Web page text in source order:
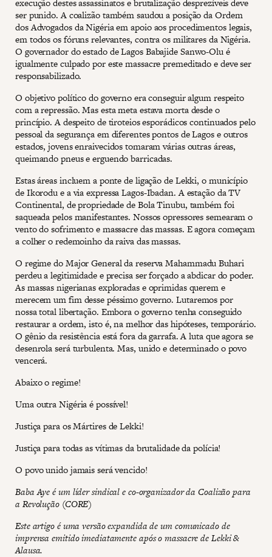
execução destes assassinatos e brutalização desprezíveis deve
ser punido. A coalizão também saudou a posição da Ordem
dos Advogados da Nigéria em apoio aos procedimentos legais,
em todos os fóruns relevantes, contra os militares da Nigéria.
O governador do estado de Lagos Babajide Sanwo-Olu é
igualmente culpado por este massacre premeditado e deve ser
responsabilizado.
O objetivo político do governo era conseguir algum respeito
com a repressão. Mas esta meta estava morta desde o
princípio. A despeito de tiroteios esporádicos continuados pelo
pessoal da segurança em diferentes pontos de Lagos e outros
estados, jovens enraivecidos tomaram várias outras áreas,
queimando pneus e erguendo barricadas.
Estas áreas incluem a ponte de ligação de Lekki, o município
de Ikorodu e a via expressa Lagos-Ibadan. A estação da TV
Continental, de propriedade de Bola Tinubu, também foi
saqueada pelos manifestantes. Nossos opressores semearam o
vento do sofrimento e massacre das massas. E agora começam
a colher o redemoinho da raiva das massas.
O regime do Major General da reserva Mahammadu Buhari
perdeu a legitimidade e precisa ser forçado a abdicar do poder.
As massas nigerianas exploradas e oprimidas querem e
merecem um fim desse péssimo governo. Lutaremos por
nossa total libertação. Embora o governo tenha conseguido
restaurar a ordem, isto é, na melhor das hipóteses, temporário.
O gênio da resistência está fora da garrafa. A luta que agora se
desenrola será turbulenta. Mas, unido e determinado o povo
vencerá.
Abaixo o regime!
Uma outra Nigéria é possível!
Justiça para os Mártires de Lekki!
Justiça para todas as vítimas da brutalidade da polícia!
O povo unido jamais será vencido!
Baba Aye é um líder sindical e co-organizador da Coalizão para
a Revolução (CORE)
Este artigo é uma versão expandida de um comunicado de
imprensa emitido imediatamente após o massacre de Lekki &
Alausa.